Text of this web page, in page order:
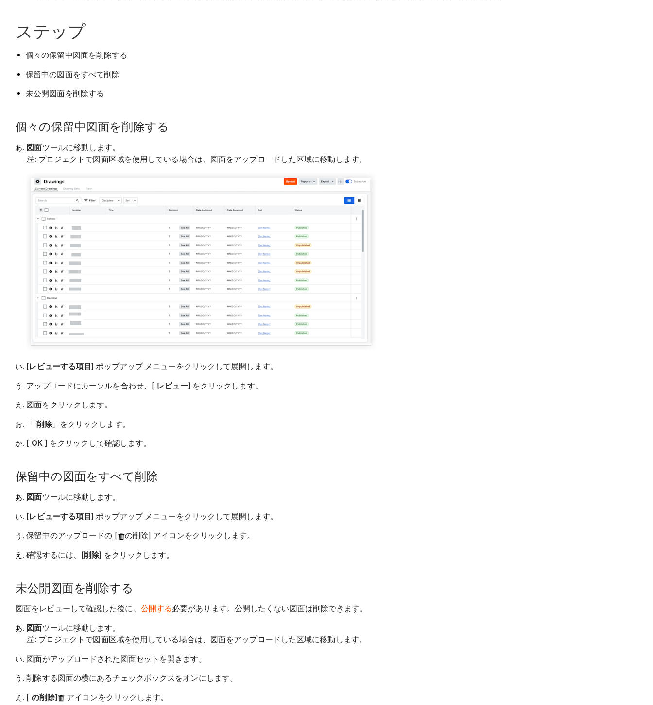
ステップ
個々の保留中図面を削除する
保留中の図面をすべて削除
未公開図面を削除する
個々の保留中図面を削除する
図面ツールに移動します。
注: プロジェクトで図面区域を使用している場合は、図面をアップロードした区域に移動します。
[レビューする項目] ポップアップ メニューをクリックして展開します。
アップロードにカーソルを合わせ、[ レビュー] をクリックします。
図面をクリックします。
「 削除」をクリックします。
[ OK ] をクリックして確認します。
保留中の図面をすべて削除
図面ツールに移動します。
[レビューする項目] ポップアップ メニューをクリックして展開します。
保留中のアップロードの [ の削除] アイコンをクリックします。
確認するには、 [削除] をクリックします。
未公開図面を削除する
図面をレビューして確認した後に、 公開する必要があります。公開したくない図面は削除できます。
図面ツールに移動します。
注: プロジェクトで図面区域を使用している場合は、図面をアップロードした区域に移動します。
図面がアップロードされた図面セットを開きます。
削除する図面の横にあるチェックボックスをオンにします。
[ の削除] アイコンをクリックします。